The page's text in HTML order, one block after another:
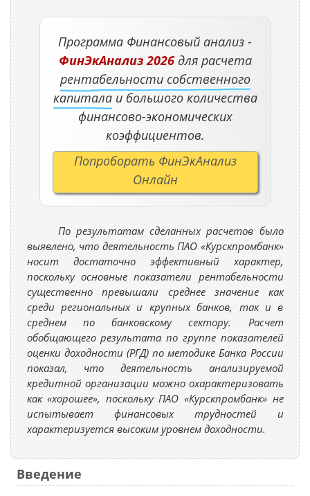
Программа Финансовый анализ -
ФинЭкАнализ 2026для расчета
рентабельности собственного
капиталаи большого количества
финансово-экономических
коэффициентов.
Попроборать ФинЭкАнализ
Онлайн
По результатам сделанных расчетов было
выявлено, что деятельность ПАО «Курскпромбанк»
носит достаточно эффективный характер,
поскольку основные показатели рентабельности
существенно превышали среднее значение как
среди региональных и крупных банков, так и в
среднем по банковскому сектору. Расчет
обобщающего результата по группе показателей
оценки доходности (РГД) по методике Банка России
показал, что деятельность анализируемой
кредитной организации можно охарактеризовать
как «хорошее», поскольку ПАО «Курскпромбанк» не
испытывает финансовых трудностей и
характеризуется высоким уровнем доходности.
Введение